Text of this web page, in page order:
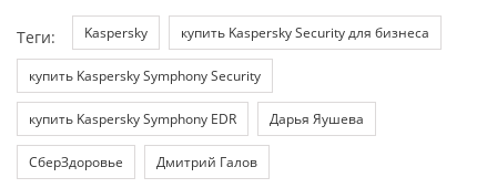
Теги: Kaspersky купить Kaspersky Security для бизнеса
купить Kaspersky Symphony Security
купить Kaspersky Symphony EDR Дарья Яушева
СберЗдоровье Дмитрий Галов